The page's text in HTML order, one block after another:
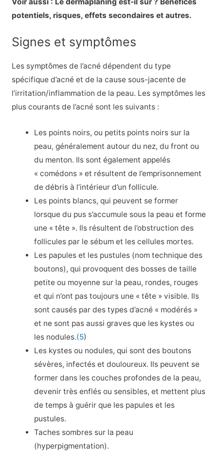
potentiels, risques, effets secondaires et autres.
Signes et symptômes
Les symptômes de l’acné dépendent du type
spécifique d’acné et de la cause sous-jacente de
l’irritation/inflammation de la peau. Les symptômes les
plus courants de l’acné sont les suivants :
Les points noirs, ou petits points noirs sur la
peau, généralement autour du nez, du front ou
du menton. Ils sont également appelés
« comédons » et résultent de l’emprisonnement
de débris à l’intérieur d’un follicule.
Les points blancs, qui peuvent se former
lorsque du pus s’accumule sous la peau et forme
une « tête ». Ils résultent de l’obstruction des
follicules par le sébum et les cellules mortes.
Les papules et les pustules (nom technique des
boutons), qui provoquent des bosses de taille
petite ou moyenne sur la peau, rondes, rouges
et qui n’ont pas toujours une « tête » visible. Ils
sont causés par des types d’acné « modérés »
et ne sont pas aussi graves que les kystes ou
les nodules.(5)
Les kystes ou nodules, qui sont des boutons
sévères, infectés et douloureux. Ils peuvent se
former dans les couches profondes de la peau,
devenir très enflés ou sensibles, et mettent plus
de temps à guérir que les papules et les
pustules.
Taches sombres sur la peau
(hyperpigmentation).